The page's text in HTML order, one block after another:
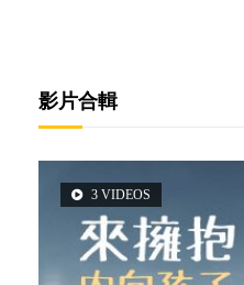
影片合輯
3 VIDEOS
6 VIDEOS
6 VIDEOS
5 VIDEOS
2 VIDEOS